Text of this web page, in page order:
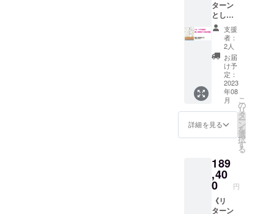
1994年より
日本を拠点
として世界
へ普及し始
める。
2007年
中国のオリ
師団に整膚
2008年
演。 書
籍「セ
ルフ整
膚健康
術（美
肌術）
＆セル
フ整心
健康
術」：
自分の
で作る
健康長
まりと
なった
１枚で
す。元
ミスイ
ンター
ナショ
ナル準
日本代
表・鈴
木ひと
みさん
ご出
録」：
美しい
日本画
で整膚
の理念
術（美
肌術）
＆セル
フ整心
健康
術」
（定価
1,800
円） 書
籍「整
膚美容
大全」
（定価
《各
DVD・
書籍の
内容の
説明》
車椅子
ターン
とし
て、以
下の教
材を贈
呈しま
す》
84,400
円 ：
DVD「
新しい
健康法
〈整膚
術〉」
（定価
円） 書
籍「助
健録」
（定価
10,800
円）
支援
者：
2人
お届
け予
定：
2023
年08
月
詳細を見る
こ
の
リ
タ
ー
ン
を
選
択
す
る
189
,40
0 円
《リ
ターン